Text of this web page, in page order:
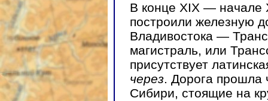
В конце ХIХ — начале
построили железную
Владивостока —
магистраль, или
присутствует
через. Дорога прошла
Сибири, стоящие на